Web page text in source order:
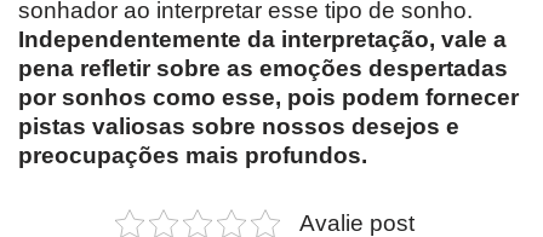
sonhador ao interpretar esse tipo de sonho.
Independentemente da interpretação, vale a
pena refletir sobre as emoções despertadas
por sonhos como esse, pois podem fornecer
pistas valiosas sobre nossos desejos e
preocupações mais profundos.
Avalie post